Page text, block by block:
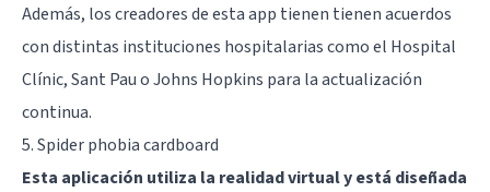
Además, los creadores de esta app tienen tienen acuerdos
con distintas instituciones hospitalarias como el Hospital
Clínic, Sant Pau o Johns Hopkins para la actualización
continua.
5. Spider phobia cardboard
Esta aplicación utiliza la realidad virtual y está diseñada